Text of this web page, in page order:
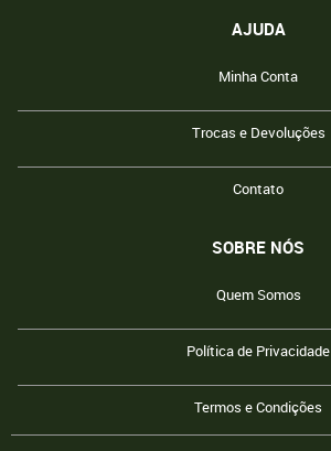
AJUDA
Minha Conta
Trocas e Devoluções
Contato
SOBRE NÓS
Quem Somos
Política de Privacidade
Termos e Condições